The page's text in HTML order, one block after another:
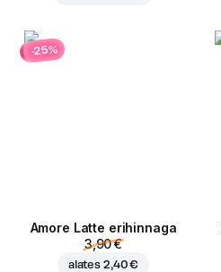
-25%
Amore Latte erihinnaga
3,90 €
alates 2,40 €